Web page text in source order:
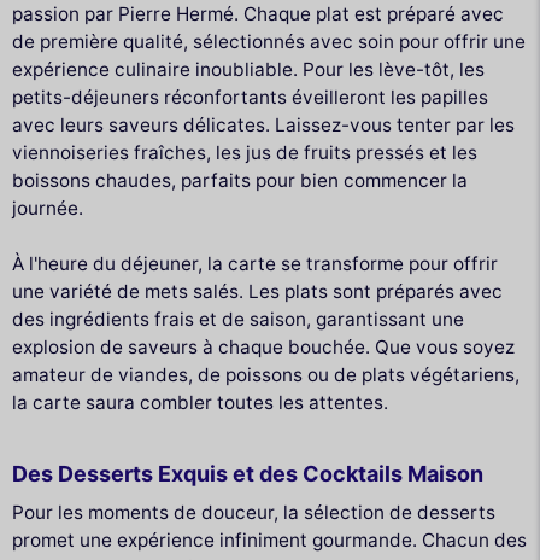
passion par Pierre Hermé. Chaque plat est préparé avec
de première qualité, sélectionnés avec soin pour offrir une
expérience culinaire inoubliable. Pour les lève-tôt, les
petits-déjeuners réconfortants éveilleront les papilles
avec leurs saveurs délicates. Laissez-vous tenter par les
viennoiseries fraîches, les jus de fruits pressés et les
boissons chaudes, parfaits pour bien commencer la
journée.
À l'heure du déjeuner, la carte se transforme pour offrir
une variété de mets salés. Les plats sont préparés avec
des ingrédients frais et de saison, garantissant une
explosion de saveurs à chaque bouchée. Que vous soyez
amateur de viandes, de poissons ou de plats végétariens,
la carte saura combler toutes les attentes.
Des Desserts Exquis et des Cocktails Maison
Pour les moments de douceur, la sélection de desserts
promet une expérience infiniment gourmande. Chacun des